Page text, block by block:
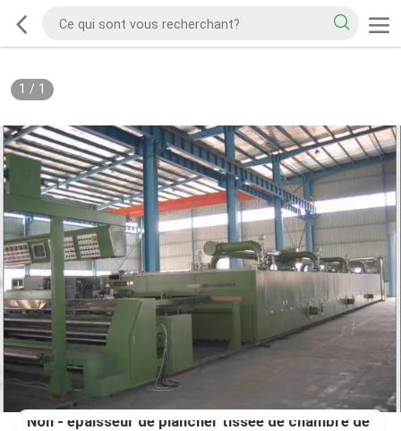
1 / 1
Non - épaisseur de plancher tissée de chambre de